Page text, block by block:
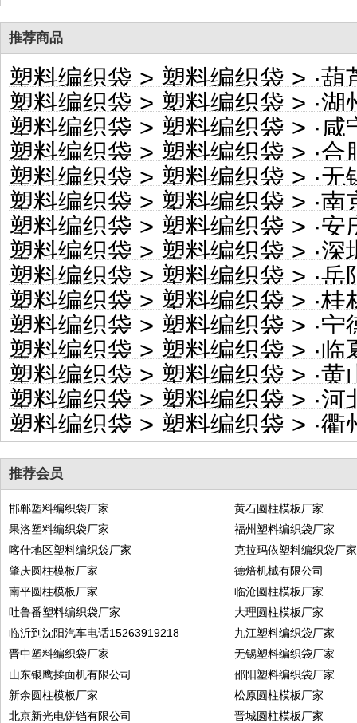
推荐商品
塑料编织袋>塑料编织袋> ·葫芦
塑料编织袋>塑料编织袋> ·湖州
塑料编织袋>塑料编织袋> ·咸
塑料编织袋>塑料编织袋> ·合肥
塑料编织袋>塑料编织袋> ·无
塑料编织袋>塑料编织袋> ·南
塑料编织袋>塑料编织袋> ·安
塑料编织袋>塑料编织袋> ·深圳
塑料编织袋>塑料编织袋> ·岳
塑料编织袋>塑料编织袋> ·桂林
塑料编织袋>塑料编织袋> ·宁德
塑料编织袋>塑料编织袋> ·临夏
塑料编织袋>塑料编织袋> ·黄山
塑料编织袋>塑料编织袋> ·河
塑料编织袋>塑料编织袋> ·衢州
推荐会员
邯郸塑料编织袋厂家
黄石圆柱模板厂家
果洛塑料编织袋厂家
福州塑料编织袋厂家
喀什地区塑料编织袋厂家
克拉玛依塑料编织袋厂家
肇庆圆柱模板厂家
德焙机械有限公司
南平圆柱模板厂家
临沧圆柱模板厂家
吐鲁番塑料编织袋厂家
大理圆柱模板厂家
临沂到沈阳汽车电话15263919218
九江塑料编织袋厂家
晋中塑料编织袋厂家
无锡塑料编织袋厂家
山东银鹰揉面机有限公司
邵阳塑料编织袋厂家
新余圆柱模板厂家
松原圆柱模板厂家
北京新光电饼铛有限公司
晋城圆柱模板厂家